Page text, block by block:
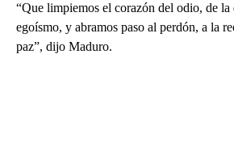
“Que limpiemos el corazón del odio, de
egoísmo, y abramos paso al perdón, a la
paz”, dijo Maduro.